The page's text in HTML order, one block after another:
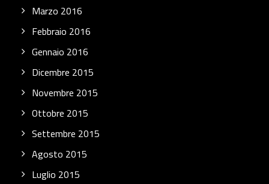
Marzo 2016
Febbraio 2016
Gennaio 2016
Dicembre 2015
Novembre 2015
Ottobre 2015
Settembre 2015
Agosto 2015
Luglio 2015